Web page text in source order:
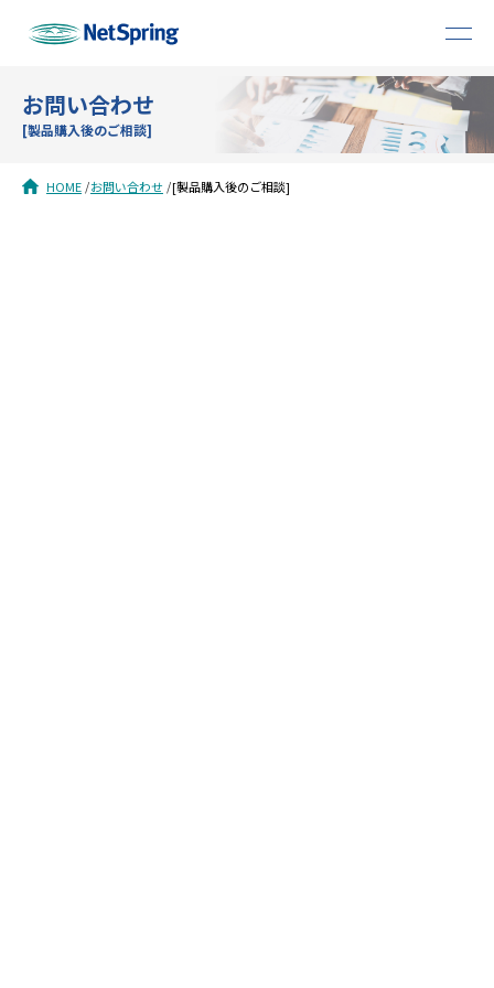
お問い合わせ
[製品購入後のご相談]
HOME お問い合わせ [製品購入後のご相談]